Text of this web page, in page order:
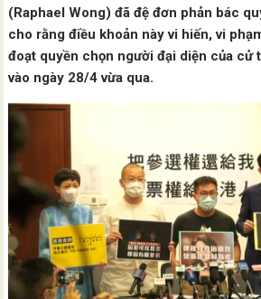
(Raphael Wong) đã đệ đơn phản bác
cho rằng điều khoản này vi hiến, vi
đoạt quyền chọn người đại diện của cử
vào ngày 28/4 vừa qua.